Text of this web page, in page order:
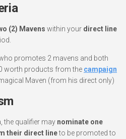
(2) Mavens within your direct line
promotes 2 mavens and both
worth products from the campaign
Maven (from his direct only)
the qualifier may nominate one
their direct lineto be promoted to